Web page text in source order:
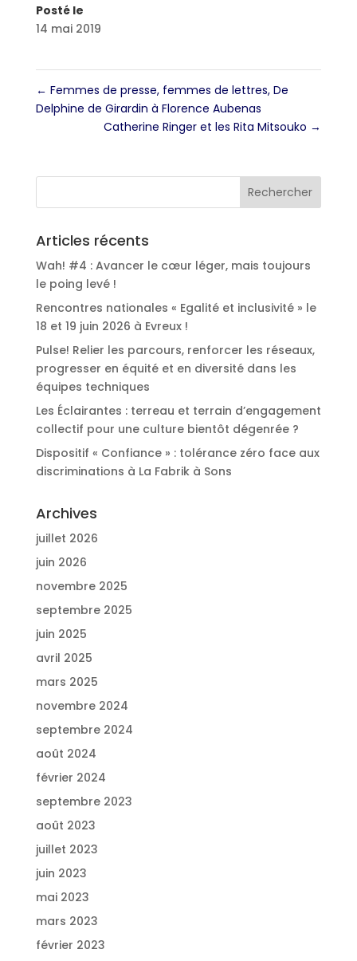
Posté le
14 mai 2019
← Femmes de presse, femmes de lettres, De
Delphine de Girardin à Florence Aubenas
Catherine Ringer et les Rita Mitsouko →
Articles récents
Wah! #4 : Avancer le cœur léger, mais toujours
le poing levé !
Rencontres nationales « Egalité et inclusivité » le
18 et 19 juin 2026 à Evreux !
Pulse! Relier les parcours, renforcer les réseaux,
progresser en équité et en diversité dans les
équipes techniques
Les Éclairantes : terreau et terrain d’engagement
collectif pour une culture bientôt dégenrée ?
Dispositif « Confiance » : tolérance zéro face aux
discriminations à La Fabrik à Sons
Archives
juillet 2026
juin 2026
novembre 2025
septembre 2025
juin 2025
avril 2025
mars 2025
novembre 2024
septembre 2024
août 2024
février 2024
septembre 2023
août 2023
juillet 2023
juin 2023
mai 2023
mars 2023
février 2023